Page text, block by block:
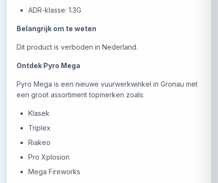
ADR-klasse: 1.3G
Belangrijk om te weten
Dit product is verboden in Nederland.
Ontdek Pyro Mega
Pyro Mega is een nieuwe vuurwerkwinkel in Gronau met
een groot assortiment topmerken zoals:
Klasek
Triplex
Riakeo
Pro Xplosion
Mega Fireworks